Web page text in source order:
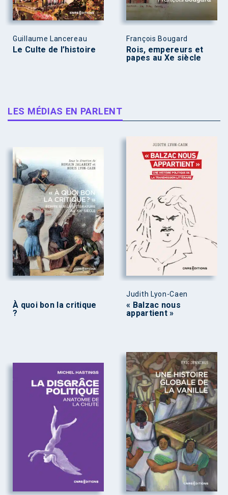
Guillaume Lancereau
Le Culte de l’histoire
François Bougard
Rois, empereurs et
papes au Xe siècle
LES MÉDIAS EN PARLENT
À quoi bon la critique
?
Judith Lyon-Caen
« Balzac nous
appartient »